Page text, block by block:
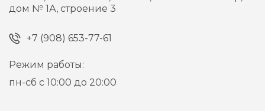
дом № 1А, строение 3
+7 (908) 653-77-61
Режим работы:
пн-сб с 10:00 до 20:00